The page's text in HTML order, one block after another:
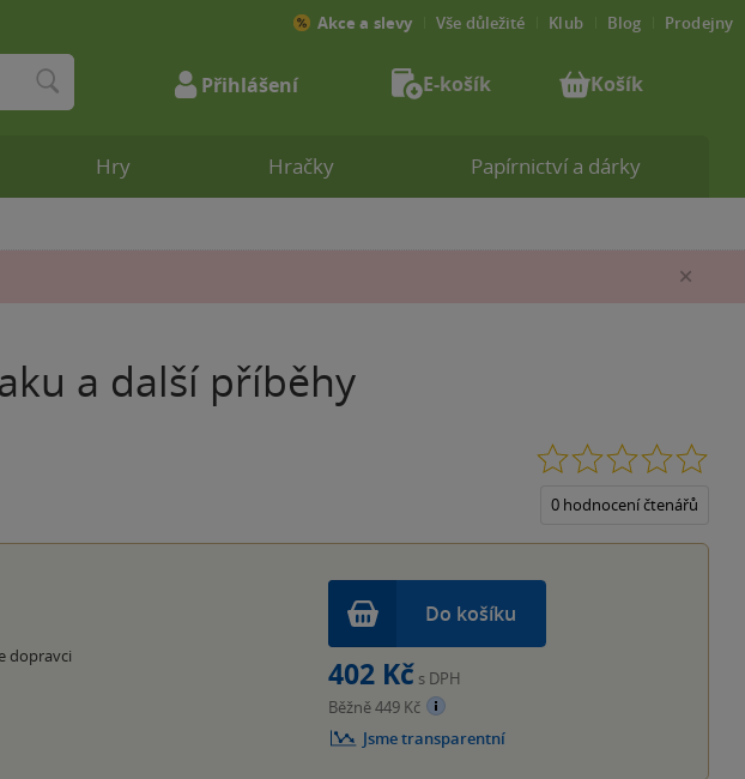
a další příběhy
0 hodnocení čtenářů
dopravci
Do košíku
402 Kč s DPH
Běžně 449 Kč
Jsme transparentní
Hry Hračky Papírnictví a dárky
Akce a slevy Vše důležité Klub Blog Prodejny
Přihlášení E-košík Košík